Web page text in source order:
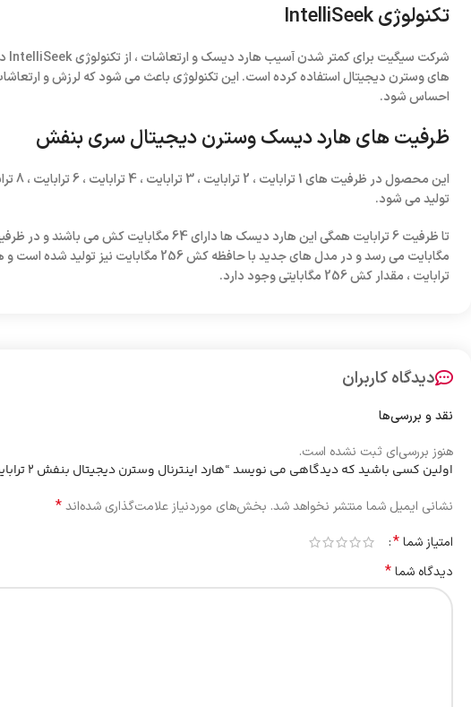
تکنولوژی IntelliSeek
های وسترن دیجیتال استفاده کرده است. این تکنولوژی باعث می شود که لرزش و
احساس شود.
ظرفیت های هارد دیسک وسترن دیجیتال سری بنفش
تولید می شود.
ترابایت ، مقدار کش 256 مگابایتی وجود دارد.
دیدگاه کاربران
نقد و بررسی‌ها
هنوز بررسی‌ای ثبت نشده است.
اولین کسی باشید که دیدگاهی می نویسد “هارد اینترنال وسترن دیجیتال بنفش 2 ترابایت (ریفر)”
نشانی ایمیل شما منتشر نخواهد شد. بخش‌های موردنیاز علامت‌گذاری شده‌اند*
امتیاز شما*
دیدگاه شما*